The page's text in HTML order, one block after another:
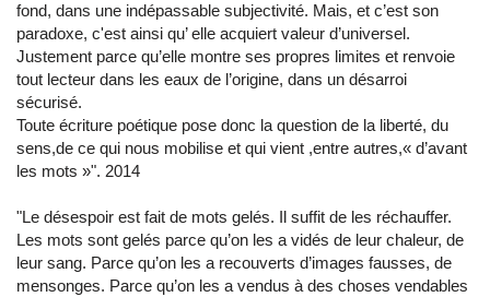
fond, dans une indépassable subjectivité. Mais, et c’est son
paradoxe, c'est ainsi qu’ elle acquiert valeur d’universel.
Justement parce qu’elle montre ses propres limites et renvoie
tout lecteur dans les eaux de l’origine, dans un désarroi
sécurisé.
Toute écriture poétique pose donc la question de la liberté, du
sens,de ce qui nous mobilise et qui vient ,entre autres,« d’avant
les mots »". 2014
"Le désespoir est fait de mots gelés. Il suffit de les réchauffer.
Les mots sont gelés parce qu’on les a vidés de leur chaleur, de
leur sang. Parce qu’on les a recouverts d’images fausses, de
mensonges. Parce qu’on les a vendus à des choses vendables